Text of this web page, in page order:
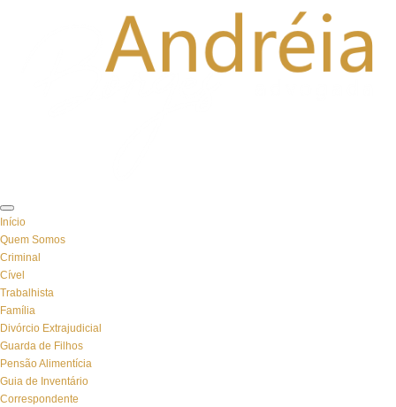
Início
Quem Somos
Criminal
Cível
Trabalhista
Família
Divórcio Extrajudicial
Guarda de Filhos
Pensão Alimentícia
Guia de Inventário
Correspondente